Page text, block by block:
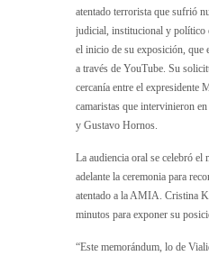
atentado terrorista que sufrió
judicial, institucional y político
el inicio de su exposición, que
a través de YouTube. Su
cercanía entre el expresidente
camaristas que intervinieron
y Gustavo Hornos.
La audiencia oral se celebró el
adelante la ceremonia para
atentado a la AMIA. Cristina
minutos para exponer su
“Este memorándum, lo de